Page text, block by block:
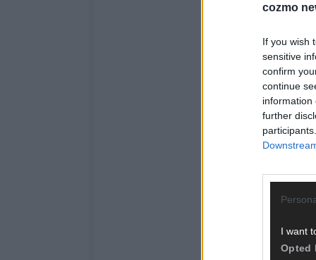
cozmo
If you wish
sensitive
confirm
continue
information
further
I want
Opted